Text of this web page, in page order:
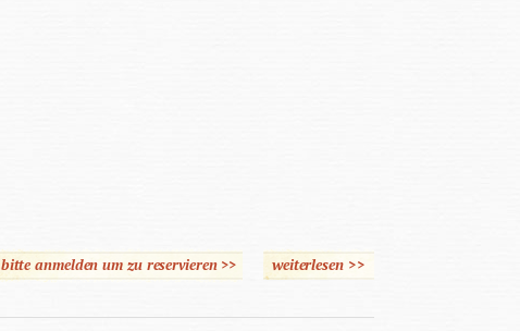
bitte anmelden um zu reservieren >> weiterlesen>>